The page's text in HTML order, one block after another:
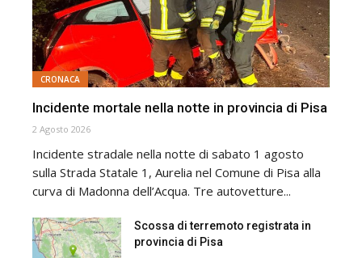
CRONACA
Incidente mortale nella notte in provincia di Pisa
2 Agosto 2026
Incidente stradale nella notte di sabato 1 agosto
sulla Strada Statale 1, Aurelia nel Comune di Pisa alla
curva di Madonna dell’Acqua. Tre autovetture...
Scossa di terremoto registrata in
provincia di Pisa